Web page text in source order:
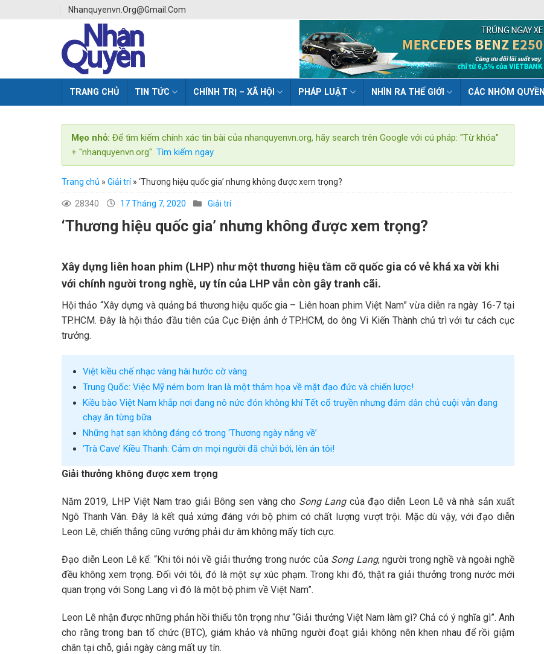
Nhanquyenvn.org@gmail.com
TRANG CHỦ TIN TỨC CHÍNH TRỊ – XÃ HỘI PHÁP LUẬT NHÌN RA THẾ GIỚI CÁC NHÓM QUYỀN
Mẹo nhỏ: Để tìm kiếm chính xác tin bài của nhanquyenvn.org, hãy search trên Google với cú pháp: "Từ khóa"
+ "nhanquyenvn.org". Tìm kiếm ngay
Trang chủ » Giải trí» ‘Thương hiệu quốc gia’ nhưng không được xem trọng?
28340 17 Tháng 7, 2020 Giải trí
‘Thương hiệu quốc gia’ nhưng không được xem trọng?
Xây dựng liên hoan phim (LHP) như một thương hiệu tầm cỡ quốc gia có vẻ khá xa vời khi
với chính người trong nghề, uy tín của LHP vẫn còn gây tranh cãi.
Hội thảo “Xây dựng và quảng bá thương hiệu quốc gia – Liên hoan phim Việt Nam” vừa diễn ra ngày 16-7 tại
TP.HCM. Đây là hội thảo đầu tiên của Cục Điện ảnh ở TP.HCM, do ông Vi Kiến Thành chủ trì với tư cách cục
trưởng.
Việt kiều chế nhạc vàng hài hước cờ vàng
Trung Quốc: Việc Mỹ ném bom Iran là một thảm họa về mặt đạo đức và chiến lược!
Kiều bào Việt Nam khắp nơi đang nô nức đón không khí Tết cổ truyền nhưng đám dân chủ cuội vẫn đang
chạy ăn từng bữa
Những hạt sạn không đáng có trong ‘Thương ngày nắng về’
‘Trà Cave’ Kiều Thanh: Cảm ơn mọi người đã chửi bới, lên án tôi!
Giải thưởng không được xem trọng
Năm 2019, LHP Việt Nam trao giải Bông sen vàng cho Song Lang của đạo diễn Leon Lê và nhà sản xuất
Ngô Thanh Vân. Đây là kết quả xứng đáng với bộ phim có chất lượng vượt trội. Mặc dù vậy, với đạo diễn
Leon Lê, chiến thắng cũng vướng phải dư âm không mấy tích cực.
Đạo diễn Leon Lê kể: “Khi tôi nói về giải thưởng trong nước của Song Lang, người trong nghề và ngoài nghề
đều không xem trọng. Đối với tôi, đó là một sự xúc phạm. Trong khi đó, thật ra giải thưởng trong nước mới
quan trọng với Song Lang vì đó là một bộ phim về Việt Nam”.
Leon Lê nhận được những phản hồi thiếu tôn trọng như “Giải thưởng Việt Nam làm gì? Chả có ý nghĩa gì”. Anh
cho rằng trong ban tổ chức (BTC), giám khảo và những người đoạt giải không nên khen nhau để rồi giậm
chân tại chỗ, giải ngày càng mất uy tín.